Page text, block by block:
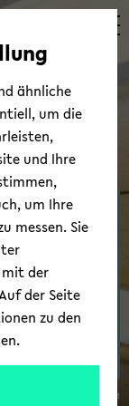
Ge­schich­
© Uni­ver­si­tät Bie­le­feld
ähnliche
um die
und Ihre
um Ihre
messen. Sie
mit der
der Seite
zu den